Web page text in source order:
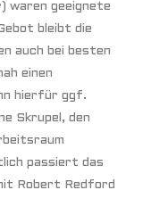
waren geeignete
bleibt die
auch bei besten
einen
hierfür ggf.
Skrupel, den
passiert das
Robert Redford